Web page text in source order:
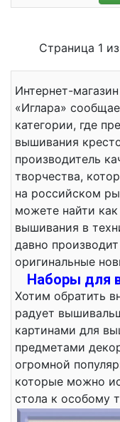
Страница 1
Интернет-
«Иглара»
категории, где
вышивания
производитель
творчества,
на российском
можете найти
вышивания в
давно
оригинальные
Наборы для
Хотим обратить
радует
картинами для
предметами
огромной
которые можно
стола к особому